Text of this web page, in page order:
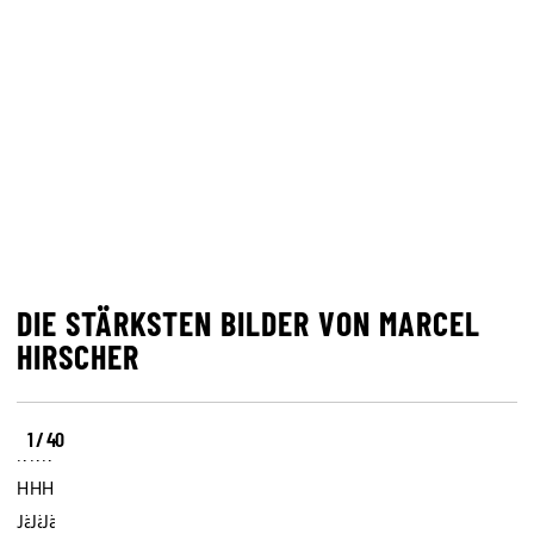
DIE STÄRKSTEN BILDER VON MARCEL
HIRSCHER
1 / 40
Marcel
Hirscher24.
Jänner
Marcel
Hirscher24.
Jänner
Marcel
Hirscher24.
Jänner